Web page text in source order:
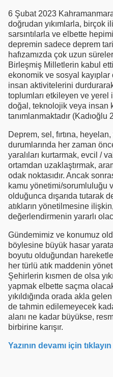
6 Şubat 2023
doğrudan yıkımlarla, birçok
sarsıntılarla ve elbette
depremin sadece deprem
hafızamızda çok uzun
Birleşmiş Milletlerin kabul
ekonomik ve sosyal
insan aktivitelerini
toplumları etkileyen ve
doğal, teknolojik veya insan
tanımlanmaktadır (Kadıoğlu
Deprem, sel, fırtına,
durumlarında her zaman
yaralıları kurtarmak, evcil /
ortamdan uzaklaştırmak,
odak noktasıdır. Ancak
kamu yönetimi/sorumluluğu
olduğunca dışarıda tutarak
atıkların yönetilmesine
değerlendirmenin yararlı
Gündemimiz ve konumuz
böylesine büyük hasar
boyutu olduğundan
her türlü atık maddenin
Şehirlerin kısmen de olsa
yapmak elbette saçma
yıkıldığında orada akla
de tahmin edilemeyecek
alanı ne kadar büyükse,
birbirine karışır.
Yazının devamı için tıklayın